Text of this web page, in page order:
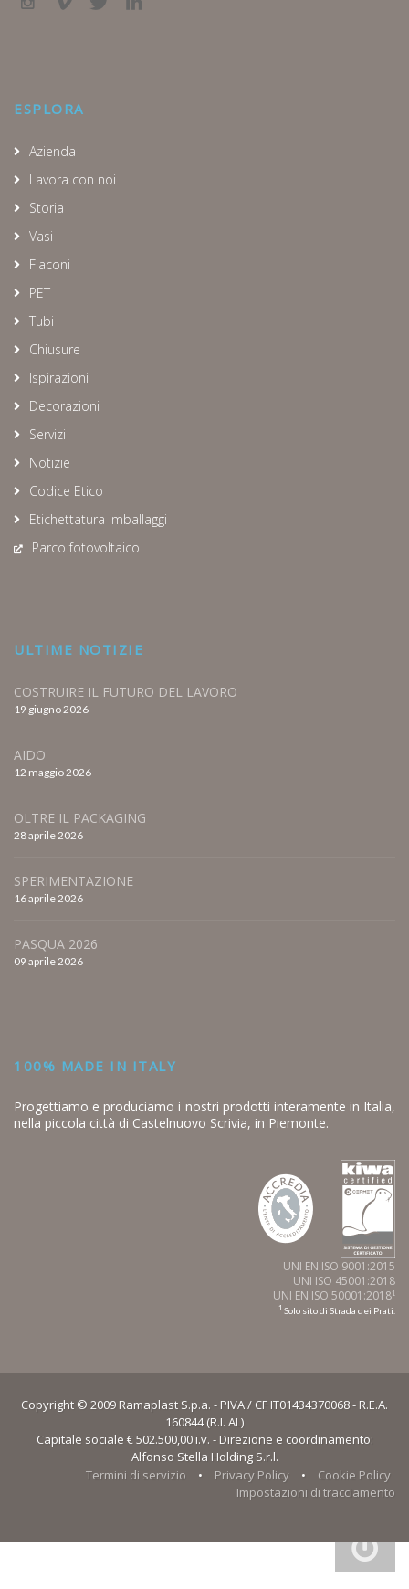
ESPLORA
Azienda
Lavora con noi
Storia
Vasi
Flaconi
PET
Tubi
Chiusure
Ispirazioni
Decorazioni
Servizi
Notizie
Codice Etico
Etichettatura imballaggi
Parco fotovoltaico
ULTIME NOTIZIE
COSTRUIRE IL FUTURO DEL LAVORO
19 giugno 2026
AIDO
12 maggio 2026
OLTRE IL PACKAGING
28 aprile 2026
SPERIMENTAZIONE
16 aprile 2026
PASQUA 2026
09 aprile 2026
100% MADE IN ITALY
Progettiamo e produciamo i nostri prodotti interamente in Italia,
nella piccola città di Castelnuovo Scrivia, in Piemonte.
UNI EN ISO 9001:2015
UNI ISO 45001:2018
UNI EN ISO 50001:20181
1 Solo sito di Strada dei Prati.
Copyright © 2009 Ramaplast S.p.a. - PIVA / CF IT01434370068 - R.E.A.
160844 (R.I. AL)
Capitale sociale € 502.500,00 i.v. - Direzione e coordinamento:
Alfonso Stella Holding S.r.l.
Termini di servizio
• Privacy Policy •
Cookie Policy
Impostazioni di tracciamento